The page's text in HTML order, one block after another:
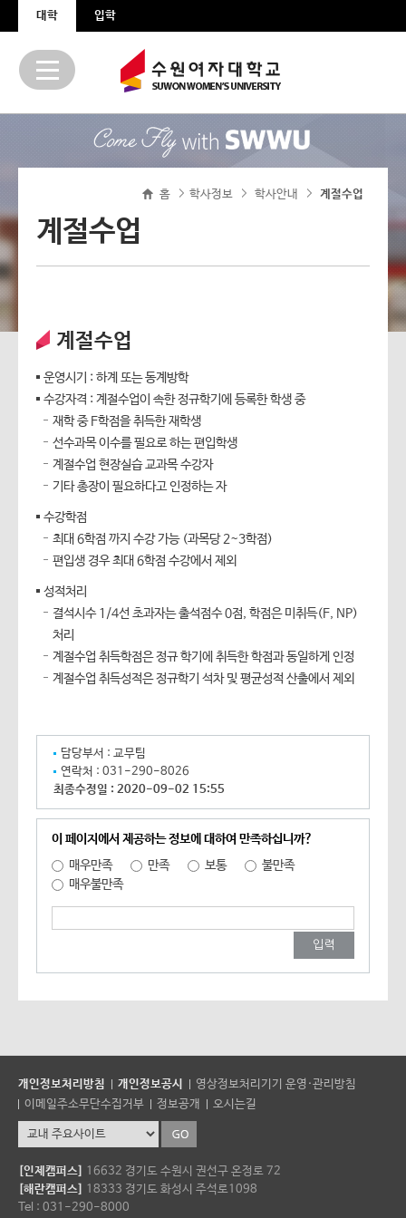
본문 바로가기
주메뉴 바로가기
대학 입학
홈 >
학사정보 >
학사안내 계절수업
계절수업
계절수업
운영시기 : 하계 또는 동계방학
수강자격 : 계절수업이 속한 정규학기에 등록한 학생 중
재학 중 F학점을 취득한 재학생
선수과목 이수를 필요로 하는 편입학생
계절수업 현장실습 교과목 수강자
기타 총장이 필요하다고 인정하는 자
수강학점
최대 6학점 까지 수강 가능 (과목당 2~3학점)
편입생 경우 최대 6학점 수강에서 제외
성적처리
결석시수 1/4선 초과자는 출석점수 0점, 학점은 미취득(F, NP)
처리
계절수업 취득학점은 정규 학기에 취득한 학점과 동일하게 인정
계절수업 취득성적은 정규학기 석차 및 평균성적 산출에서 제외
담당부서 : 교무팀
연락처 : 031-290-8026
최종수정일 : 2020-09-02 15:55
이 페이지에서 제공하는 정보에 대하여 만족하십니까?
매우만족
만족 보통
불만족
매우불만족
개인정보처리방침 개인정보공시
영상정보처리기기 운영·관리방침
이메일주소무단수집거부
정보공개 오시는길
[인제캠퍼스]
16632 경기도 수원시 권선구 온정로 72
[해란캠퍼스]
18333 경기도 화성시 주석로1098
Tel : 031-290-8000